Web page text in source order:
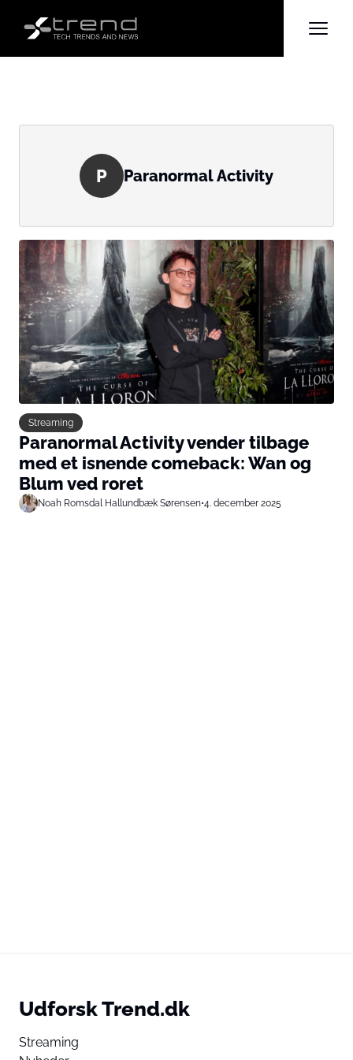
P Paranormal Activity
Streaming
Paranormal Activity vender tilbage
med et isnende comeback: Wan og
Blum ved roret
Noah Romsdal Hallundbæk Sørensen•4. december 2025
Udforsk Trend.dk
Streaming